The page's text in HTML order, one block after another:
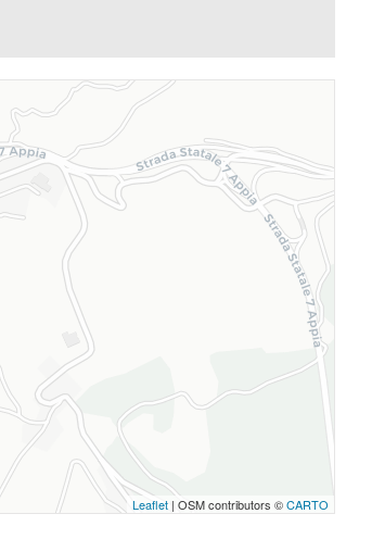
Leaflet | OSM contributors ©CARTO